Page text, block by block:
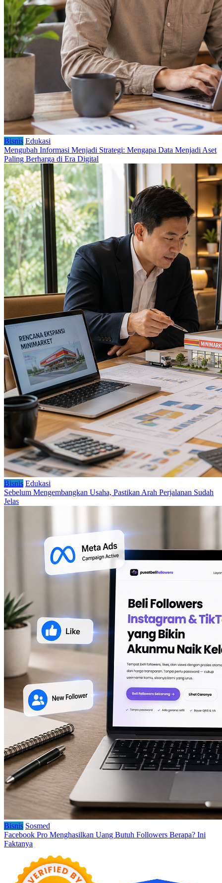
Bisnis Edukasi
Mengubah Informasi Menjadi Strategi: Mengapa Data Menjadi Aset
Paling Berharga di Era Digital
Bisnis Edukasi
Sebelum Mengembangkan Usaha, Pastikan Arah Perjalanan Sudah
Jelas
Bisnis Sosmed
Facebook Pro Menghasilkan Uang Butuh Followers Berapa? Ini
Faktanya